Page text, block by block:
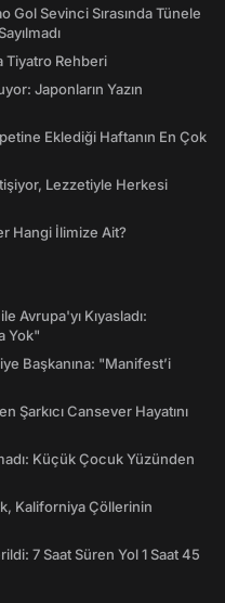
Gol Sevinci Sırasında Tünele
Tiyatro Rehberi
Japonların Yazın
Eklediği Haftanın En Çok
Lezzetiyle Herkesi
Hangi İlimize Ait?
Avrupa'yı Kıyasladı:
Yok"
Başkanına: "Manifest’i
Şarkıcı Cansever Hayatını
Küçük Çocuk Yüzünden
Kaliforniya Çöllerinin
7 Saat Süren Yol 1 Saat 45